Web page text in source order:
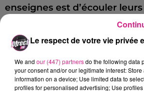
enseignes est d’écouler
Un événement proposé par
Nancy, en lien avec la Ville
Métropole du Grand Nancy
FIL ACTUS
Le respect de votre vie privée
We and our (447) partnersdo the following data
your consent and/or our legitimate interest:
information on a device; Use limited data to
profiles for personalised advertising; Use